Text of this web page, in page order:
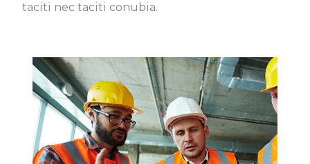
taciti nec taciti conubia.